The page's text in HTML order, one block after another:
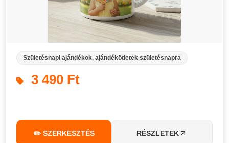
Születésnapi ajándékok, ajándékötletek születésnapra
3 490 Ft
✏️ SZERKESZTÉS RÉSZLETEK